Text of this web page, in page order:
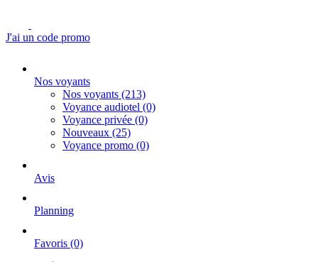
J'ai un code promo
Nos voyants
Nos voyants (213)
Voyance audiotel (0)
Voyance privée (0)
Nouveaux (25)
Voyance promo (0)
Avis
Planning
Favoris (0)